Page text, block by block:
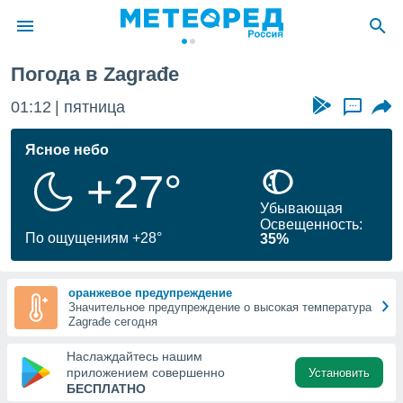
о
Вы можете
к этому
доступ
Погода в Zagrađe
01:12 пятница ...
Ясное небо
+27°
По ощущениям +28°
Убывающая
Освещенность:
35%
оранжевое предупреждение
Значительное предупреждение о высокая температура
Zagrađe сегодня
Наслаждайтесь нашим
приложением совершенно
БЕСПЛАТНО
Установить